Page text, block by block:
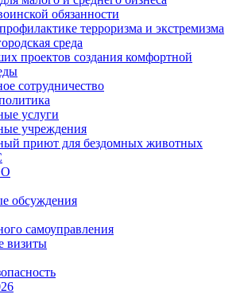
обязанности
терроризма и экстремизма
среда
проектов создания комфортной
сотрудничество
услуги
учреждения
приют для бездомных животных
обсуждения
самоуправления
визиты